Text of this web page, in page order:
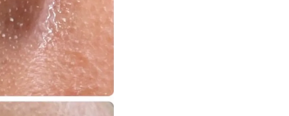
毛穴ケアにはエステと市販アイテムの使い分け
エステ毛穴洗浄と市販アイテムの違いを解説
市販毛穴洗浄アイテムとエステの相乗効果
自宅ケアとエステ施術で毛穴悩みを改善する
エステで得られる毛穴ケア体験と持続法
市販アイテムとエステのメリット比較